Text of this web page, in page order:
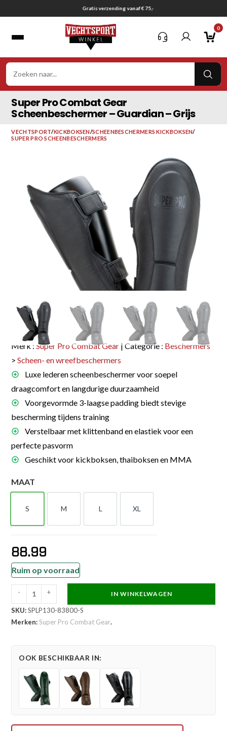
naar
Gratis verzending vanaf € 75,-
0
Super Pro Combat Gear
Scheenbeschermer – Guardian – Grijs
VECHTSPORT/KICKBOKSEN/SCHEENBESCHERMERS KICKBOKSEN/
SUPER PRO SCHEENBESCHERMERS
Merk : Super Pro Combat Gear | Categorie : Beschermers
>Scheen- en wreefbeschermers
Luxe lederen scheenbeschermer voor soepel
draagcomfort en langdurige duurzaamheid
Voorgevormde 3-laagse padding biedt stevige
bescherming tijdens training
Verstelbaar met klittenband en elastiek voor een
perfecte pasvorm
Geschikt voor kickboksen, thaiboksen en MMA
MAAT
S M L XL
88.99
Ruim op voorraad
Pro
Combat
Guardian
- + IN WINKELWAGEN
SKU:SPLP130-83800-S
Merken:Super Pro Combat Gear.
OOK BESCHIKBAAR IN: